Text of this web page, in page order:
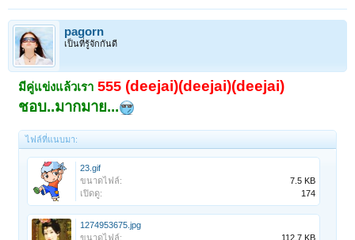
pagorn
เป็นที่รู้จักกันดี
มีคู่แข่งแล้วเรา 555 (deejai)(deejai)(deejai)
ชอบ..มากมาย...
ไฟล์ที่แนบมา:
23.gif
ขนาดไฟล์:
7.5 KB
เปิดดู:
174
1274953675.jpg
ขนาดไฟล์:
112.7 KB